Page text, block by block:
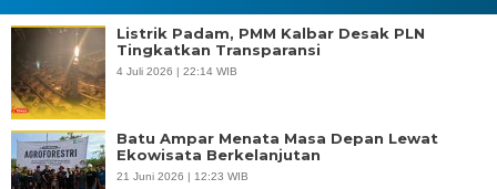
Listrik Padam, PMM Kalbar Desak PLN
Tingkatkan Transparansi
4 Juli 2026 | 22:14 WIB
Batu Ampar Menata Masa Depan Lewat
Ekowisata Berkelanjutan
21 Juni 2026 | 12:23 WIB